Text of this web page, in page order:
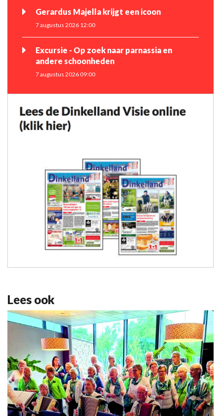
Gerardus Majella krijgt een icoon
7 augustus 2026 12:00
Excursie - Op zoek naar parnassia en
andere schoonheden
7 augustus 2026 09:00
Lees ook